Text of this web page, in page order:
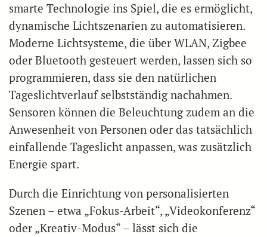
smarte Technologie ins Spiel, die es ermöglicht,
dynamische Lichtszenarien zu automatisieren.
Moderne Lichtsysteme, die über WLAN, Zigbee
oder Bluetooth gesteuert werden, lassen sich so
programmieren, dass sie den natürlichen
Tageslichtverlauf selbstständig nachahmen.
Sensoren können die Beleuchtung zudem an die
Anwesenheit von Personen oder das tatsächlich
einfallende Tageslicht anpassen, was zusätzlich
Energie spart.
Durch die Einrichtung von personalisierten
Szenen – etwa „Fokus-Arbeit“, „Videokonferenz“
oder „Kreativ-Modus“ – lässt sich die